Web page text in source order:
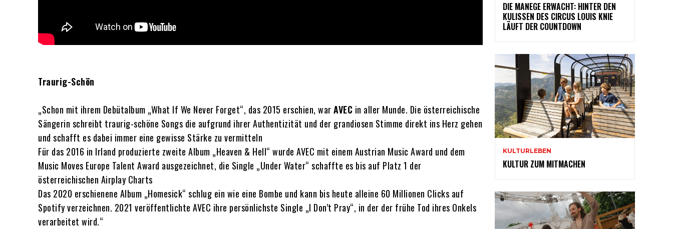
Traurig-Schön
„Schon mit ihrem Debütalbum „What If We Never Forget“, das 2015 erschien, warAVEC in aller Munde. Die österreichische
Sängerin schreibt traurig-schöne Songs die aufgrund ihrer Authentizität und der grandiosen Stimme direkt ins Herz gehen
und schafft es dabei immer eine gewisse Stärke zu vermitteln
Für das 2016 in Irland produzierte zweite Album „Heaven & Hell“ wurde AVEC mit einem Austrian Music Award und dem
Music Moves Europe Talent Award ausgezeichnet, die Single „Under Water“ schaffte es bis auf Platz 1 der
österreichischen Airplay Charts
Das 2020 erschienene Album „Homesick“ schlug ein wie eine Bombe und kann bis heute alleine 60 Millionen Clicks auf
Spotify verzeichnen. 2021 veröffentlichte AVEC ihre persönlichste Single „I Don’t Pray“, in der der frühe Tod ihres Onkels
verarbeitet wird.“
DIE MANEGE ERWACHT: HINTER DEN
KULISSEN DES CIRCUS LOUIS KNIE
LÄUFT DER COUNTDOWN
KULTURLEBEN
KULTUR ZUM MITMACHEN